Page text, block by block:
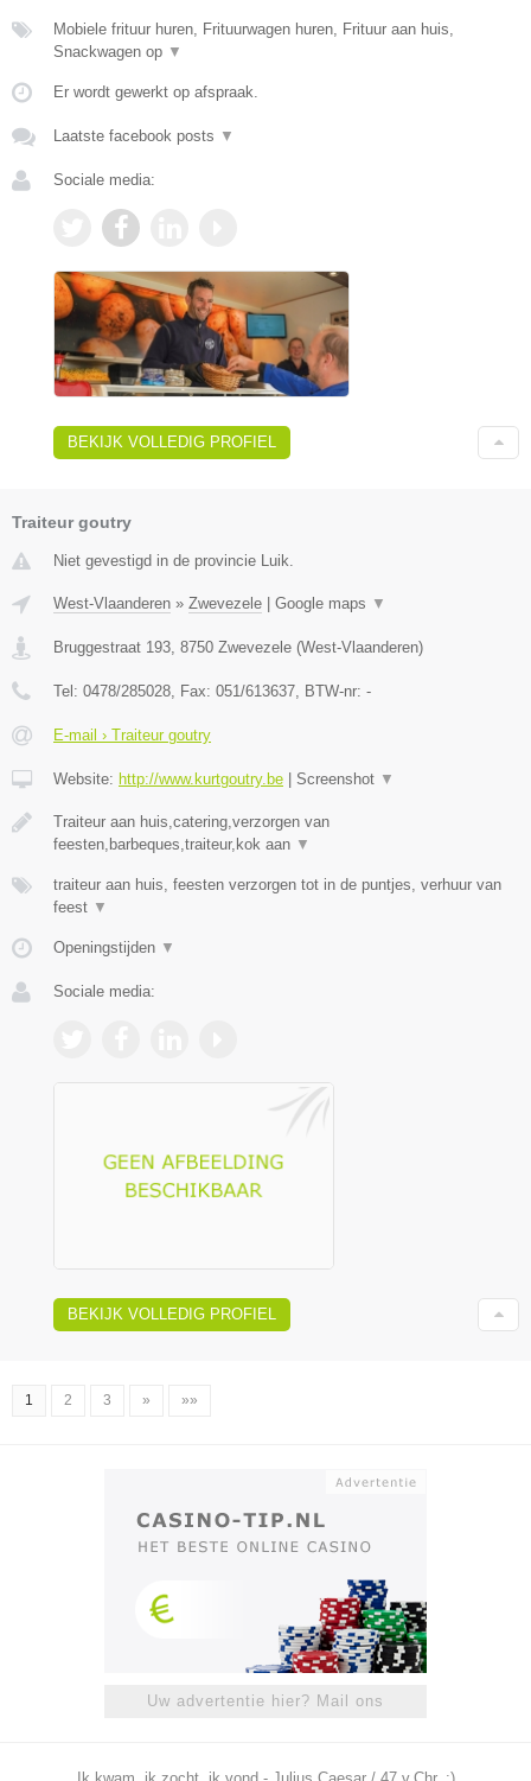
Mobiele frituur huren, Frituurwagen huren, Frituur aan huis,
Snackwagen op ▼
Er wordt gewerkt op afspraak.
Laatste facebook posts ▼
Sociale media:
BEKIJK VOLLEDIG PROFIEL
Traiteur goutry
Niet gevestigd in de provincie Luik.
West-Vlaanderen » Zwevezele Google maps ▼
Bruggestraat 193 8750 Zwevezele (West-Vlaanderen)
Tel: 0478/285028 , Fax: 051/613637 , BTW-nr: -
E-mail › Traiteur goutry
Website: http://www.kurtgoutry.be Screenshot ▼
Traiteur aan huis,catering,verzorgen van
feesten,barbeques,traiteur,kok aan ▼
traiteur aan huis, feesten verzorgen tot in de puntjes, verhuur van
feest ▼
Openingstijden ▼
Sociale media:
BEKIJK VOLLEDIG PROFIEL
1 2 3 » »»
Uw advertentie hier? Mail ons